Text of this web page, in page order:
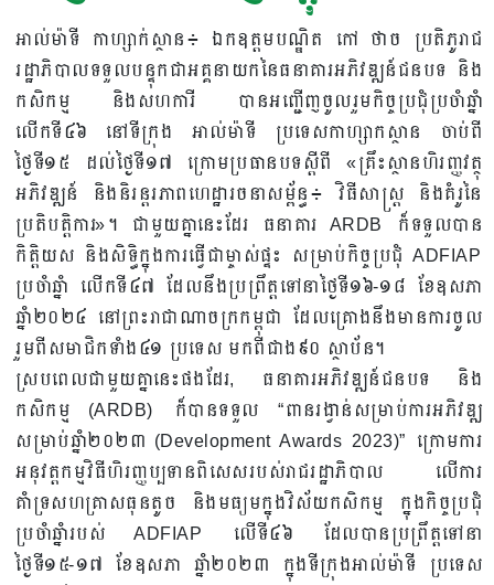
អាល់ម៉ាទី កាហ្សាក់ស្ថាន៖ ឯកឧត្តមបណ្ឌិត កៅ ថាច ប្រតិភូរាជ
រដ្ឋាភិបាលទទួលបន្ទុកជាអគ្គនាយកនៃធនាគារអភិវឌ្ឍន៍ជនបទ និង
កសិកម្ម និងសហការី បានអញ្ជើញចូលរួមកិច្ចប្រជុំប្រចាំឆ្នាំ
លើកទី៤៦ នៅទីក្រុង អាល់ម៉ាទី ប្រទេសកាហ្សាកស្ថាន ចាប់ពី
ថ្ងៃទី១៥ ដល់ថ្ងៃទី១៧ ក្រោមប្រធានបទស្តីពី «គ្រឹះ​ស្ថាន​ហិរញ្ញវត្ថុ​
អភិវឌ្ឍន៍​ និង​និរន្តរភាព​ហេដ្ឋារចនាសម្ព័ន្ធ​៖​ វិធីសាស្ត្រ​ និង​គំរូនៃ​
ប្រតិបត្តិការ​»។ ជាមួយគ្នានេះដែរ ធនាគារ ARDB ក៏ទទួលបាន
កិត្តិយស និងសិទ្ធិក្នុងការធ្វើជាម្ចាស់ផ្ទះ សម្រាប់កិច្ចប្រជុំ ADFIAP
ប្រចាំឆ្នាំ លើកទី៤៧ ដែលនឹងប្រព្រឹត្តទៅនាថ្ងៃទី១៦-១៨ ខែឧសភា
ឆ្នាំ២០២៤ នៅព្រះរាជាណាចក្រកម្ពុជា ដែលគ្រោងនឹងមានការចូល
រួមពីសមាជិកទាំង៤១ ប្រទេស មកពីជាង៩០ ស្ថាប័ន។
ស្របពេលជាមួយគ្នានេះផងដែរ, ធនាគារអភិវឌ្ឍន៍ជនបទ និង
កសិកម្ម (ARDB) ក៏បានទទួល “ពានរង្វាន់សម្រាប់ការអភិវឌ្ឍ
សម្រាប់ឆ្នាំ២០២៣ (Development Awards 2023)” ក្រោមការ
អនុវត្តកម្មវិធីហិរញ្ញប្បទានពិសេសរបស់រាជរដ្ឋាភិបាល លើការ
គាំទ្រសហគ្រាសធុនតូច និងមធ្យមក្នុងវិស័យកសិកម្ម ក្នុងកិច្ចប្រជុំ
ប្រចាំឆ្នាំរបស់ ADFIAP លើទី៤៦ ដែលបានប្រព្រឹត្តទៅនា
ថ្ងៃទី១៥-១៧ ខែឧសភា ឆ្នាំ២០២៣ ក្នុងទីក្រុងអាល់ម៉ាទី ប្រទេស